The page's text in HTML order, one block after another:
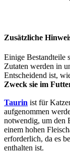
Zusätzliche
Einige Bestandteile
Zutaten werden in
Entscheidend ist,
Zweck sie im
Taurin ist für
aufgenommen
notwendig, um den
einem hohen
erforderlich, da es
enthalten ist.